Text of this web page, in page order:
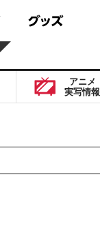
アニメ
実写情報